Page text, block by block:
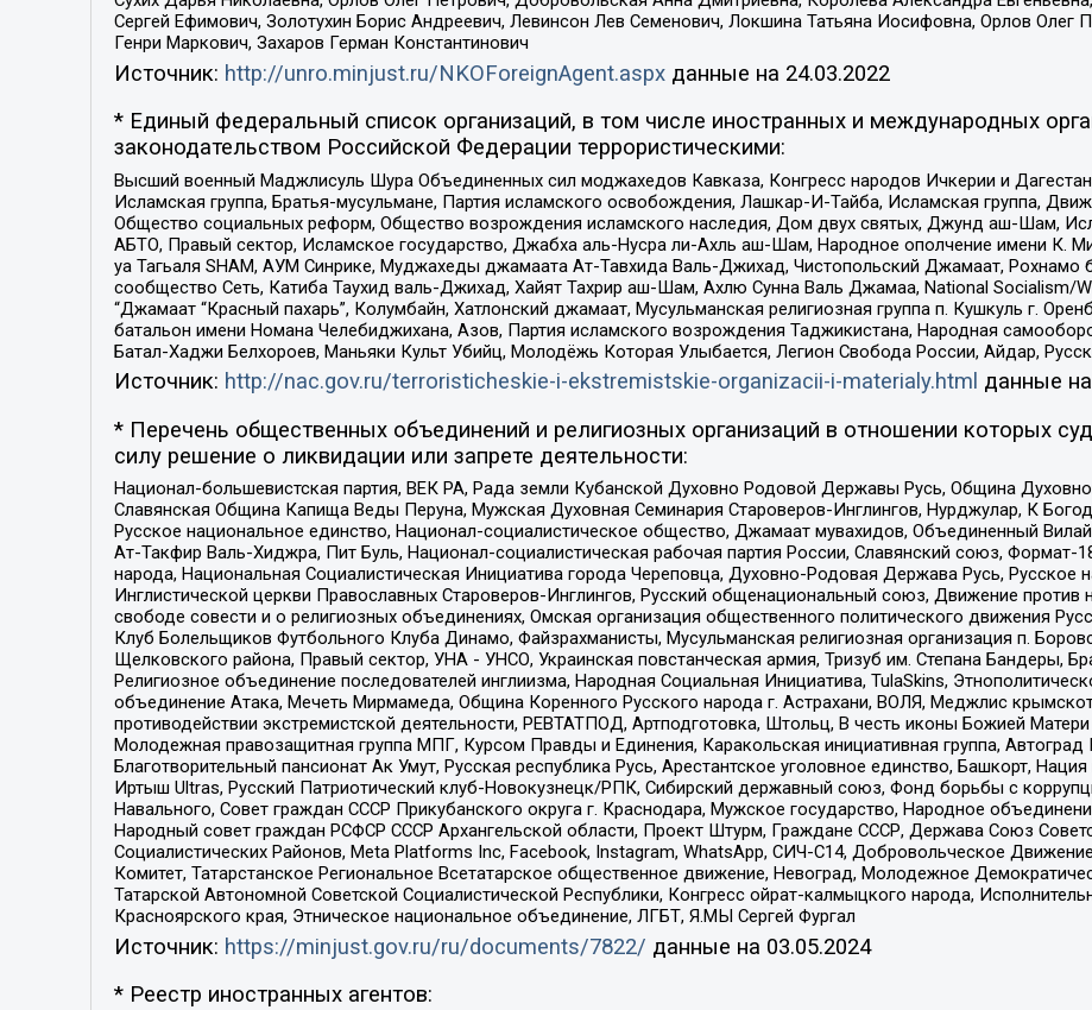
Сергей Ефимович, Золотухин Борис Андреевич, Левинсон Лев Семенович, Локшина Татьяна Иосифовна, Орлов Олег
Генри Маркович, Захаров Герман Константинович
Источник: http://unro.minjust.ru/NKOForeignAgent.aspxданные на 24.03.2022
* Единый федеральный список организаций, в том числе иностранных и международных
законодательством Российской Федерации террористическими:
Высший военный Маджлисуль Шура Объединенных сил моджахедов Кавказа, Конгресс народов Ичкерии и
Исламская группа, Братья-мусульмане, Партия исламского освобождения, Лашкар-И-Тайба, Исламская группа,
Общество социальных реформ, Общество возрождения исламского наследия, Дом двух святых, Джунд аш-Шам,
АБТО, Правый сектор, Исламское государство, Джабха аль-Нусра ли-Ахль аш-Шам, Народное ополчение имени К.
уа Тагьаля SHAM, АУМ Синрике, Муджахеды джамаата Ат-Тавхида Валь-Джихад, Чистопольский Джамаат, Рохнамо
сообщество Сеть, Катиба Таухид валь-Джихад, Хайят Тахрир аш-Шам, Ахлю Сунна Валь Джамаа, National Socialism/
“Джамаат “Красный пахарь”, Колумбайн, Хатлонский джамаат, Мусульманская религиозная группа п. Кушкуль г.
батальон имени Номана Челебиджихана, Азов, Партия исламского возрождения Таджикистана, Народная
Батал-Хаджи Белхороев, Маньяки Культ Убийц, Молодёжь Которая Улыбается, Легион Свобода России, Айдар,
Источник: http://nac.gov.ru/terroristicheskie-i-ekstremistskie-organizacii-i-materialy.html данные на
* Перечень общественных объединений и религиозных организаций в отношении которых
силу решение о ликвидации или запрете деятельности:
Национал-большевистская партия, ВЕК РА, Рада земли Кубанской Духовно Родовой Державы Русь, Община
Славянская Община Капища Веды Перуна, Мужская Духовная Семинария Староверов-Инглингов, Нурджулар, К
Русское национальное единство, Национал-социалистическое общество, Джамаат мувахидов, Объединенный
Ат-Такфир Валь-Хиджра, Пит Буль, Национал-социалистическая рабочая партия России, Славянский союз,
народа, Национальная Социалистическая Инициатива города Череповца, Духовно-Родовая Держава Русь, Русское
Инглистической церкви Православных Староверов-Инглингов, Русский общенациональный союз, Движение против
свободе совести и о религиозных объединениях, Омская организация общественного политического движения
Клуб Болельщиков Футбольного Клуба Динамо, Файзрахманисты, Мусульманская религиозная организация п.
Щелковского района, Правый сектор, УНА - УНСО, Украинская повстанческая армия, Тризуб им. Степана Бандеры,
Религиозное объединение последователей инглиизма, Народная Социальная Инициатива, TulaSkins,
объединение Атака, Мечеть Мирмамеда, Община Коренного Русского народа г. Астрахани, ВОЛЯ, Меджлис
противодействии экстремистской деятельности, РЕВТАТПОД, Артподготовка, Штольц, В честь иконы Божией
Молодежная правозащитная группа МПГ, Курсом Правды и Единения, Каракольская инициативная группа,
Благотворительный пансионат Ак Умут, Русская республика Русь, Арестантское уголовное единство, Башкорт,
Иртыш Ultras, Русский Патриотический клуб-Новокузнецк/РПК, Сибирский державный союз, Фонд борьбы с
Навального, Совет граждан СССР Прикубанского округа г. Краснодара, Мужское государство, Народное
Народный совет граждан РСФСР СССР Архангельской области, Проект Штурм, Граждане СССР, Держава Союз
Социалистических Районов, Meta Platforms Inc, Facebook, Instagram, WhatsApp, СИЧ-С14, Добровольческое
Комитет, Татарстанское Региональное Всетатарское общественное движение, Невоград, Молодежное
Татарской Автономной Советской Социалистической Республики, Конгресс ойрат-калмыцкого народа,
Красноярского края, Этническое национальное объединение, ЛГБТ, Я.МЫ Сергей Фургал
Источник: https://minjust.gov.ru/ru/documents/7822/ данные на 03.05.2024
* Реестр иностранных агентов: